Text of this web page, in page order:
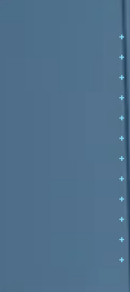
+
+
+
+
+
+
+
+
+
+
+
+